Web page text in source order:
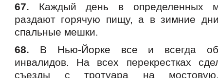
67. Каждый день в определенных
раздают горячую пищу, а в зимние
спальные мешки.
68. В Нью-Йорке все и всегда
инвалидов. На всех перекрестках
съезды с тротуара на